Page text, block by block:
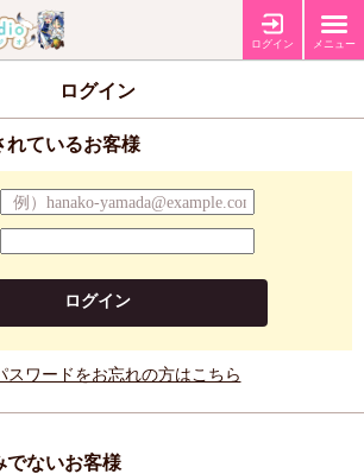
ログイン メニュー
ログイン
れているお客様
ログイン
スワードをお忘れの方はこちら
でないお客様